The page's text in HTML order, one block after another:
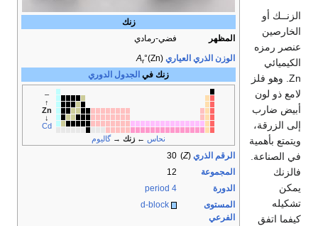
زنك
المظهر
فضي-رمادي
الوزن الذري العياري
Ar°(Zn)
زنك في الجدول الدوري
–
↑
Zn
↓
Cd
نحاس ← زنك →گاليوم
الرقم الذري (
Z
)
30
المجموعة
12
الدورة
period 4
المستوى
الفرعي
d-block
الزنــك أو
الخارصين
عنصر رمزه
الكيميائي
Zn. وهو فلز
لامع ذو لون
أبيض ضارب
إلى الزرقة،
ويتمتع بأهمية
في الصناعة.
فالزنك
يمكن
تشكيله
كيفما اتفق